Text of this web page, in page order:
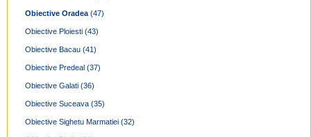
Obiective Oradea (47)
Obiective Ploiesti (43)
Obiective Bacau (41)
Obiective Predeal (37)
Obiective Galati (36)
Obiective Suceava (35)
Obiective Sighetu Marmatiei (32)